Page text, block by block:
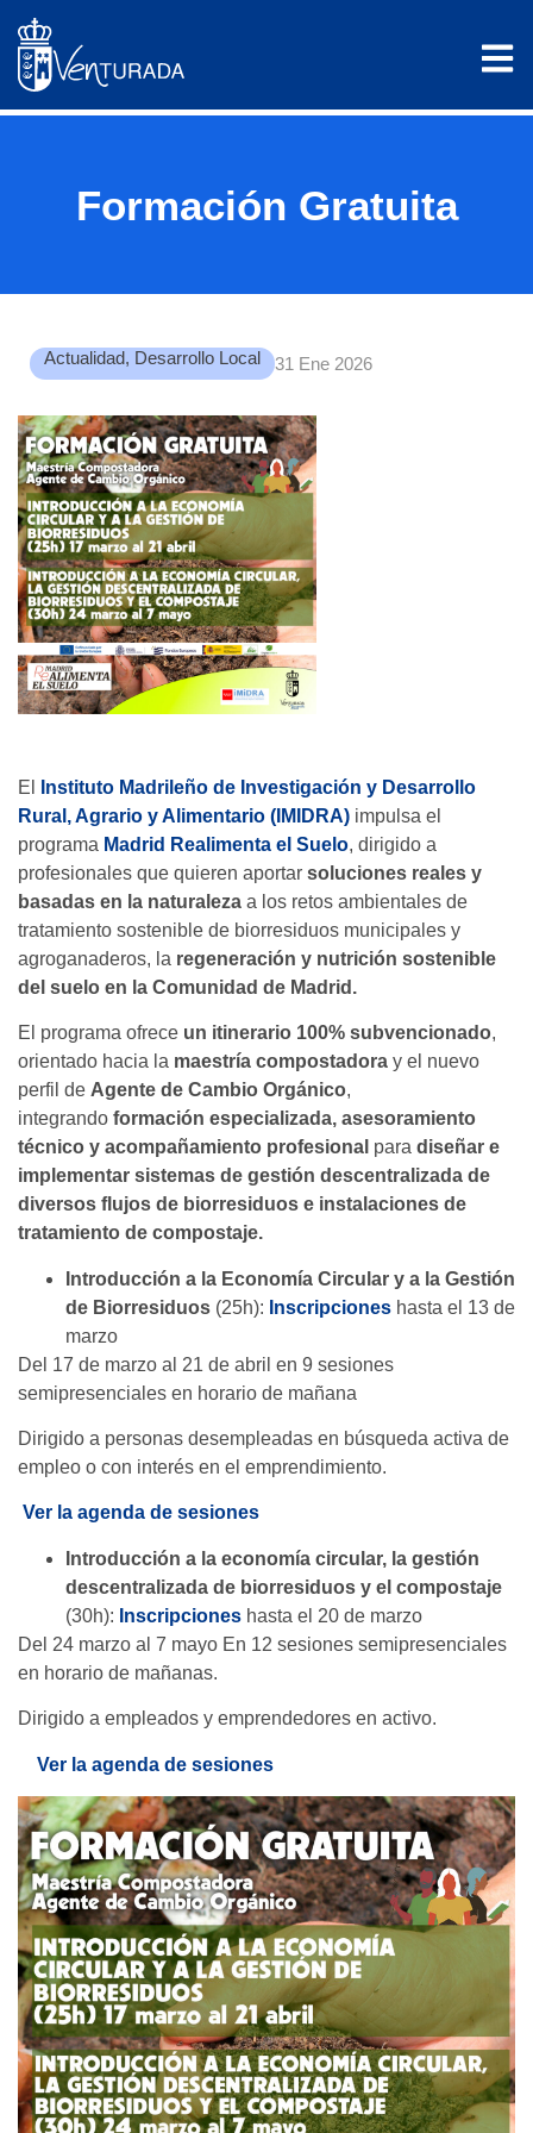
Formación Gratuita
Actualidad, Desarrollo Local 31 Ene 2026
El
Instituto Madrileño de Investigación y Desarrollo
Rural, Agrario y Alimentario (IMIDRA) impulsa el
programa Madrid Realimenta el Suelo, dirigido a
profesionales que quieren aportar soluciones reales y
basadas en la naturaleza a los retos ambientales de
tratamiento sostenible de biorresiduos municipales y
agroganaderos, la regeneración y nutrición sostenible
del suelo en la Comunidad de Madrid.
El programa ofrece un itinerario 100% subvencionado,
orientado hacia la maestría compostadora y el nuevo
perfil de Agente de Cambio Orgánico,
integrando formación especializada, asesoramiento
técnico y acompañamiento profesional para diseñar e
implementar sistemas de gestión descentralizada de
diversos flujos de biorresiduos e instalaciones de
tratamiento de compostaje.
Introducción a la Economía Circular y a la Gestión
de Biorresiduos (25h): Inscripciones hasta el 13 de
marzo
Del 17 de marzo al 21 de abril en 9 sesiones
semipresenciales en horario de mañana
Dirigido a personas desempleadas en búsqueda activa de
empleo o con interés en el emprendimiento.
Ver la agenda de sesiones
Introducción a la economía circular, la gestión
descentralizada de biorresiduos y el compostaje
(30h): Inscripciones hasta el 20 de marzo
Del 24 marzo al 7 mayo En 12 sesiones semipresenciales
en horario de mañanas.
Dirigido a empleados y emprendedores en activo.
Ver la agenda de sesiones